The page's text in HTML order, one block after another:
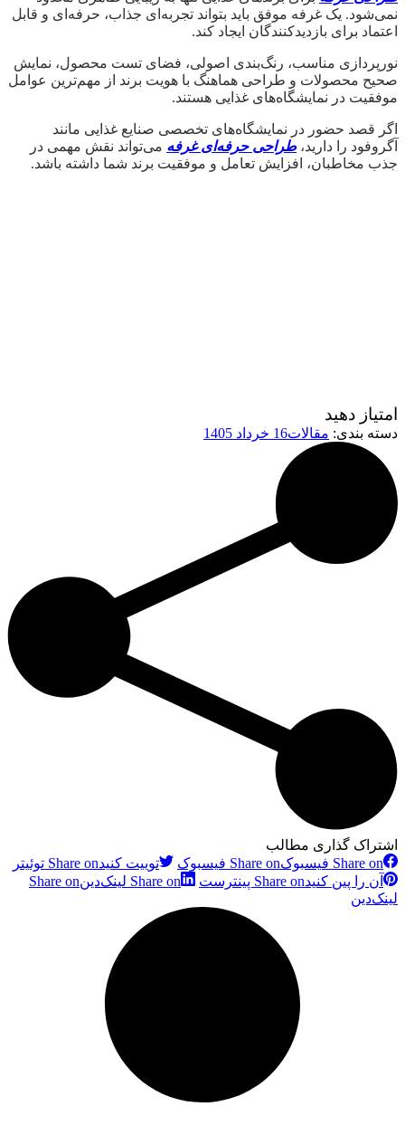
نمی‌شود. یک غرفه موفق باید بتواند تجربه‌ای جذاب، حرفه‌ای و قابل
اعتماد برای بازدیدکنندگان ایجاد کند.
نورپردازی مناسب، رنگ‌بندی اصولی، فضای تست محصول، نمایش
صحیح محصولات و طراحی هماهنگ با هویت برند از مهم‌ترین عوامل
موفقیت در نمایشگاه‌های غذایی هستند.
اگر قصد حضور در نمایشگاه‌های تخصصی صنایع غذایی مانند
آگروفود را دارید،طراحی حرفه‌ای غرفه می‌تواند نقش مهمی در
جذب مخاطبان، افزایش تعامل و موفقیت برند شما داشته باشد.
امتیاز دهید
دسته بندی: مقالات16 خرداد 1405
اشتراک گذاری مطالب
Share on فیسبوک
Share on فیسبوک توییت کنیدShare on توئیتر
آن را پین کنیدShare on پینترست Share on لینک‌دین
Share on
لینک‌دین